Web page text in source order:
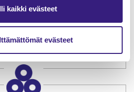
kaikki evästeet
evästeet
Tilisanomien
TILAA TÄSTÄ